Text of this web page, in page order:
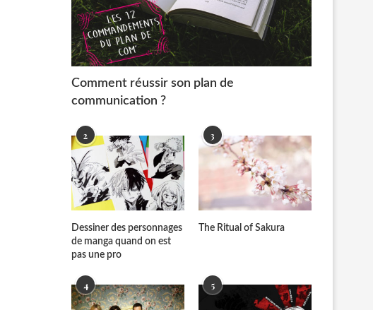
Comment réussir son plan de
communication ?
2
Dessiner des personnages
de manga quand on est
pas une pro
3
The Ritual of Sakura
4 5